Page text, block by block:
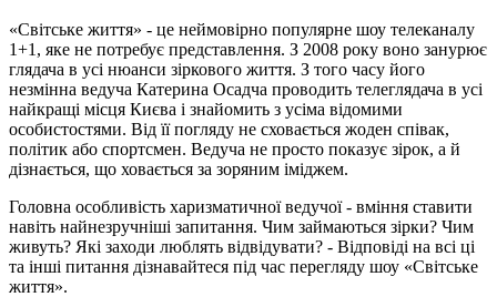
«Світське життя» - це неймовірно популярне шоу телеканалу
1+1, яке не потребує представлення. З 2008 року воно занурює
глядача в усі нюанси зіркового життя. З того часу його
незмінна ведуча Катерина Осадча проводить телеглядача в усі
найкращі місця Києва і знайомить з усіма відомими
особистостями. Від її погляду не сховається жоден співак,
політик або спортсмен. Ведуча не просто показує зірок, а й
дізнається, що ховається за зоряним іміджем.
Головна особливість харизматичної ведучої - вміння ставити
навіть найнезручніші запитання. Чим займаються зірки? Чим
живуть? Які заходи люблять відвідувати? - Відповіді на всі ці
та інші питання дізнавайтеся під час перегляду шоу «Світське
життя».